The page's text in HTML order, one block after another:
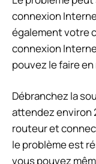
connexion
également votre
connexion
pouvez le faire
Débranchez la
attendez environ
routeur et
le problème est
vous pouvez